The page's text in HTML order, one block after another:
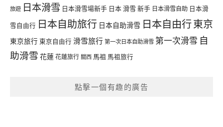
旅遊 日本滑雪 日本滑雪場新手 日本 滑雪 新手 日本滑雪自助 日本滑
雪自由行 日本自助旅行 日本自助滑雪 日本自由行東京
東京旅行 東京自由行 滑雪旅行 第一次日本自助滑雪 第一次滑雪 自
助滑雪 花蓮花蓮旅行 關西 馬祖 馬祖旅行
點擊一個有趣的廣告